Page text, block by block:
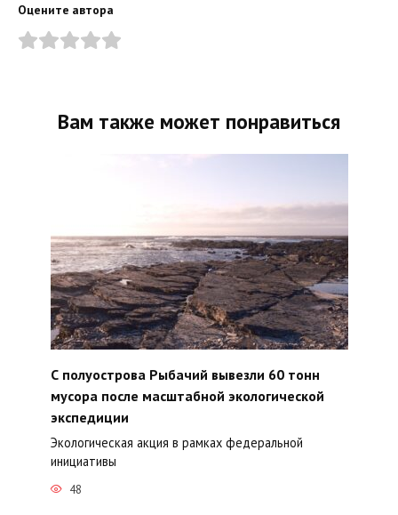
Оцените автора
Вам также может понравиться
С полуострова Рыбачий вывезли 60 тонн
мусора после масштабной экологической
экспедиции
Экологическая акция в рамках федеральной
инициативы
48